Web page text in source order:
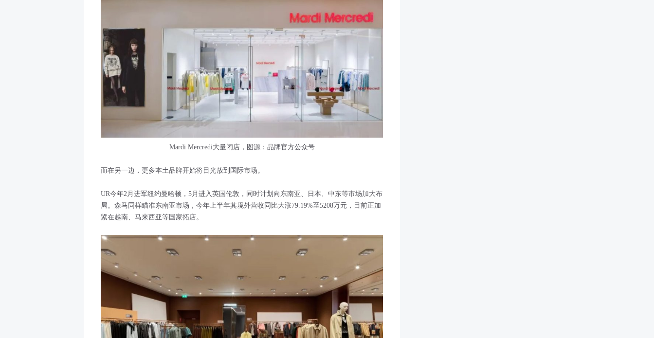
Mardi Mercredi大量闭店，图源：品牌官方公众号
而在另一边，更多本土品牌开始将目光放到国际市场。
UR今年2月进军纽约曼哈顿，5月进入英国伦敦，同时计划向东南亚、日本、中东等市场加大布
局。森马同样瞄准东南亚市场，今年上半年其境外营收同比大涨79.19%至5208万元，目前正加
紧在越南、马来西亚等国家拓店。